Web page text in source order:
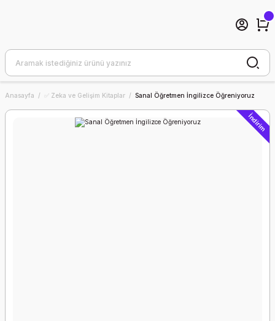
Anasayfa ✅ Zeka ve Gelişim Kitaplar Sanal Öğretmen İngilizce Öğreniyoruz
İndirim